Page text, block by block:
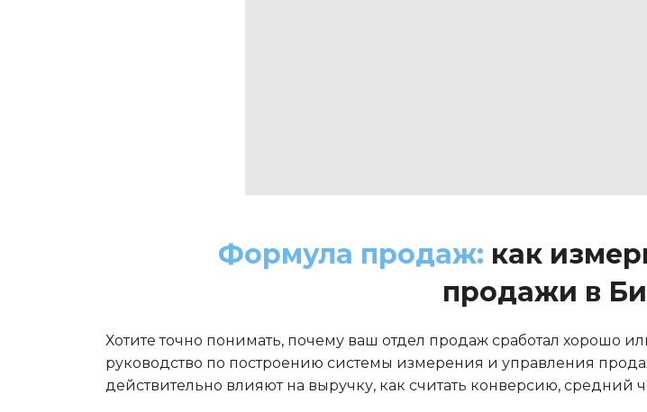
Формула продаж: как
продажи в
Хотите точно понимать, почему ваш отдел продаж сработал хорошо
руководство по построению системы измерения и управления
действительно влияют на выручку, как считать конверсию,